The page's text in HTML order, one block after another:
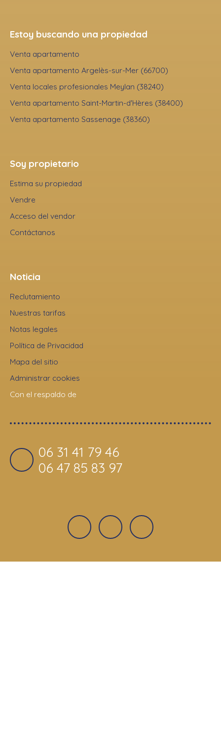
Estoy buscando una propiedad
Venta apartamento
Venta apartamento Argelès-sur-Mer (66700)
Venta locales profesionales Meylan (38240)
Venta apartamento Saint-Martin-d'Hères (38400)
Venta apartamento Sassenage (38360)
Soy propietario
Estima su propiedad
Vendre
Acceso del vendor
Contáctanos
Noticia
Reclutamiento
Nuestras tarifas
Notas legales
Política de Privacidad
Mapa del sitio
Administrar cookies
Con el respaldo de
06 31 41 79 46
06 47 85 83 97